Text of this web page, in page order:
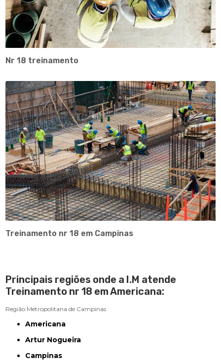
Nr 18 treinamento
Treinamento nr 18 em Campinas
Principais regiões onde a I.M atende
Treinamento nr 18 em Americana:
Região Metropolitana de Campinas
Americana
Artur Nogueira
Campinas